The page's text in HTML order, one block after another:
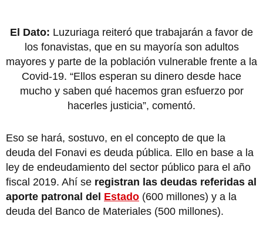
El Dato: Luzuriaga reiteró que trabajarán a favor de
los fonavistas, que en su mayoría son adultos
mayores y parte de la población vulnerable frente a la
Covid-19. “Ellos esperan su dinero desde hace
mucho y saben qué hacemos gran esfuerzo por
hacerles justicia”, comentó.
Eso se hará, sostuvo, en el concepto de que la
deuda del Fonavi es deuda pública. Ello en base a la
ley de endeudamiento del sector público para el año
fiscal 2019. Ahí se registran las deudas referidas al
aporte patronal del Estado (600 millones) y a la
deuda del Banco de Materiales (500 millones).